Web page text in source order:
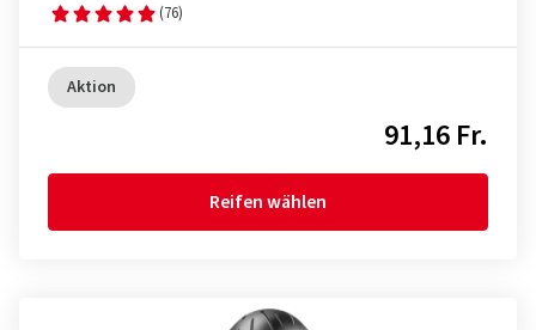
(76)
Aktion
91,16 Fr.
Reifen wählen